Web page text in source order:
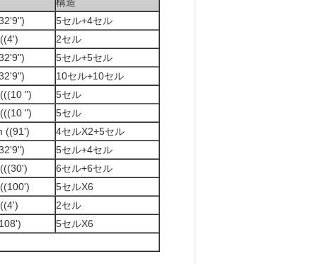
5セル+4セル
2セル
5セル+5セル
10セル+10セル
")
5セル
")
5セル
((91')
4セルX2+5セル
5セル+4セル
6セル+6セル
5セルX6
2セル
5セルX6